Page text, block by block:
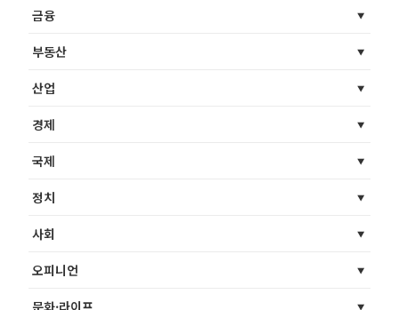
금융
부동산
산업
경제
국제
정치
사회
오피니언
문화·라이프